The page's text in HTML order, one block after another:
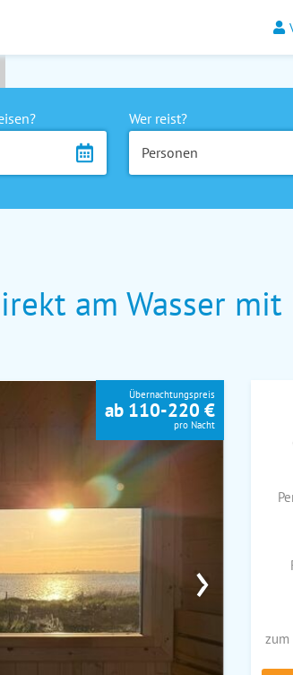
Wer reist?
Personen
am Wasser
›
Übernachtungspreis
ab 110-220 €
pro Nacht
zum